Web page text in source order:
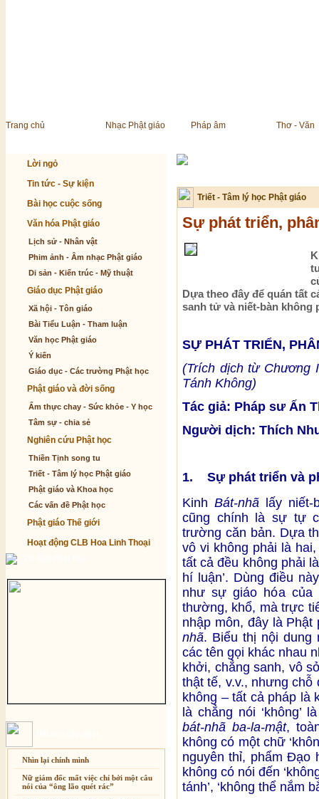
Trang chủ Nhạc Phật giáo Pháp âm Thơ - Văn
Lời ngỏ
Tin tức - Sự kiện
Bài học cuộc sống
Văn hóa Phật giáo
Lịch sử - Nhân vật
Phim ảnh - Âm nhạc Phật giáo
Di sản - Kiến trúc - Mỹ thuật
Giáo dục Phật giáo
Xã hội - Tôn giáo
Bài Tiểu Luận - Tham luận
Văn học Phật giáo
Ý kiến
Giáo dục - Các trường Phật học
Phật giáo và đời sống
Ẩm thực chay - Sức khỏe - Y học
Tâm sự - chia sẻ
Nghiên cứu Phật học
Thiền Tịnh song tu
Triết - Tâm lý học Phật giáo
Phật giáo và Khoa học
Các vấn đề Phật học
Phật giáo Thế giới
Hoạt động CLB Hoa Linh Thoại
Nhìn lại chính mình
Nữ giám đốc mất việc chỉ bởi một câu
nói của “ông lão quét rác”
Triết - Tâm lý học Phật giáo
Sự phát triển,
Dựa theo đây để quán tất
sanh tử và niết-bàn không
SỰ PHÁT TRIỂN,
(Trích dịch từ Chương
Tánh Không)
Tác giả: Pháp sư Ấn
Người dịch: Thích
1. Sự phát triển và
Kinh Bát-nhã lấy niết-
cũng chính là sự tự
trường căn bản. Dựa
vô vi không phải là
tất cả đều không phải
hí luận’. Dùng điều
như sự giáo hóa của
thường, khổ, mà trực
nhập môn, đây là
nhã. Biểu thị nội dung
các tên gọi khác nhau
khởi, chẳng sanh, vô
thật tế, v.v., nhưng
không – tất cả pháp là
là chẳng nói ‘không’
bát-nhã ba-la-mật,
không có một chữ
nguyên thỉ, phẩm Đạo
không có nói đến
tánh’, ‘không thể nắm